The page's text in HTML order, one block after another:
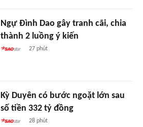
Ngự Đình Dao gây tranh cãi, chia
thành 2 luồng ý kiến
27 phút
Kỳ Duyên có bước ngoặt lớn sau
số tiền 332 tỷ đồng
28 phút